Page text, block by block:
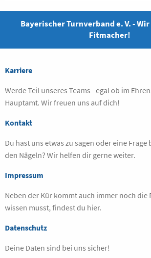
Bayerischer Turnverband e. V. -
Fitmacher!
Karriere
Werde Teil unseres Teams - egal ob im
Hauptamt. Wir freuen uns auf dich!
Kontakt
Du hast uns etwas zu sagen oder eine
den Nägeln? Wir helfen dir gerne weiter.
Impressum
Neben der Kür kommt auch immer noch die
wissen musst, findest du hier.
Datenschutz
Deine Daten sind bei uns sicher!